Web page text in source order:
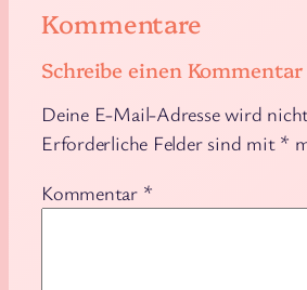
Kommentare
Schreibe einen Kommentar
Deine E-Mail-Adresse wird
Erforderliche Felder sind mit *
Kommentar *